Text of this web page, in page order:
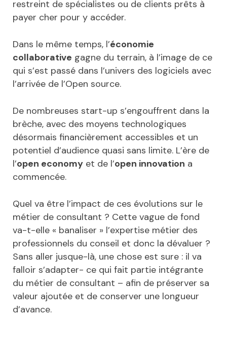
restreint de spécialistes ou de clients prêts à
payer cher pour y accéder.
Dans le même temps, l’économie
collaborative gagne du terrain, à l’image de ce
qui s’est passé dans l’univers des logiciels avec
l’arrivée de l’Open source.
De nombreuses start-up s’engouffrent dans la
brèche, avec des moyens technologiques
désormais financièrement accessibles et un
potentiel d’audience quasi sans limite. L’ère de
l’open economy et de l’open innovation a
commencée.
Quel va être l’impact de ces évolutions sur le
métier de consultant ? Cette vague de fond
va-t-elle « banaliser » l’expertise métier des
professionnels du conseil et donc la dévaluer ?
Sans aller jusque-là, une chose est sure : il va
falloir s’adapter- ce qui fait partie intégrante
du métier de consultant – afin de préserver sa
valeur ajoutée et de conserver une longueur
d’avance.